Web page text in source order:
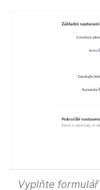
Vyplňte